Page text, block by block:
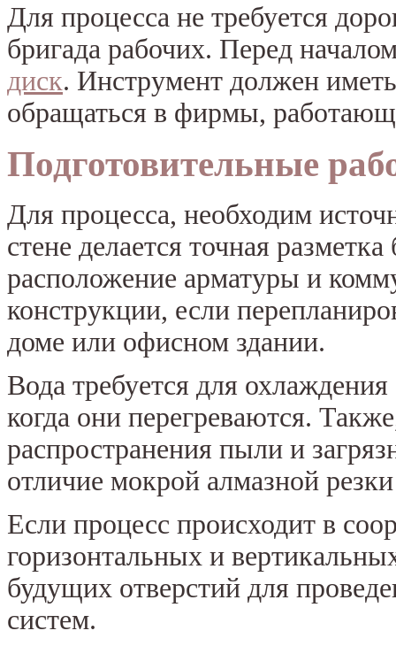
Для процесса не требуется
бригада рабочих. Перед
диск. Инструмент должен
обращаться в фирмы,
Подготовительные
Для процесса, необходим
стене делается точная
расположение арматуры и
конструкции, если
доме или офисном здании.
Вода требуется для
когда они перегреваются.
распространения пыли и
отличие мокрой алмазной
Если процесс происходит в
горизонтальных и
будущих отверстий для
систем.